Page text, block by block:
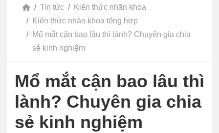
Tin tức
Kiến thức nhãn khoa
Kiến thức nhãn khoa tổng hợp
Mổ mắt cận bao lâu thì lành? Chuyên gia chia
sẻ kinh nghiệm
Mổ mắt cận bao lâu thì
lành? Chuyên gia chia
sẻ kinh nghiệm